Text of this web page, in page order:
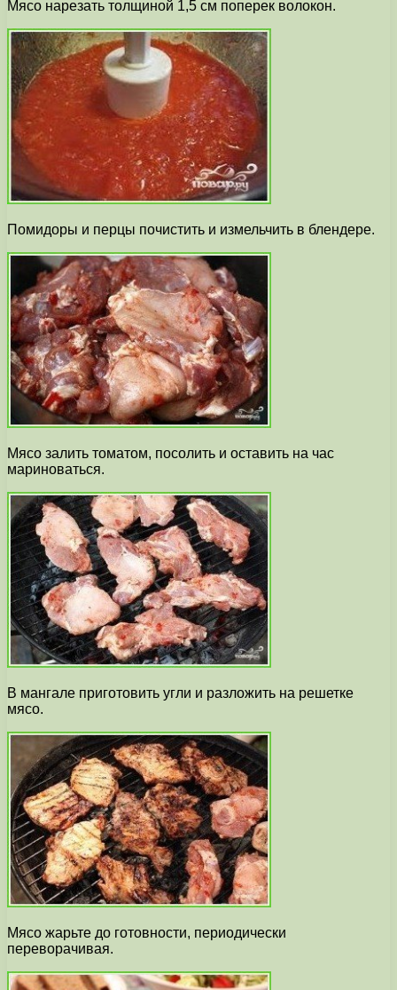
Мясо нарезать толщиной 1,5 см поперек волокон.
Помидоры и перцы почистить и измельчить в блендере.
Мясо залить томатом, посолить и оставить на час
мариноваться.
В мангале приготовить угли и разложить на решетке
мясо.
Мясо жарьте до готовности, периодически
переворачивая.